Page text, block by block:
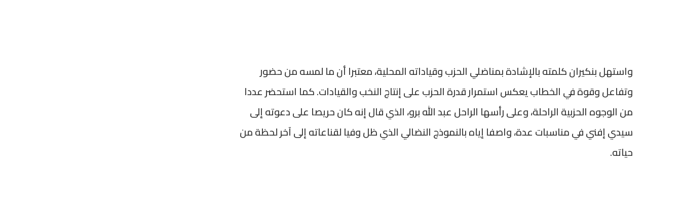
واستهل بنكيران كلمته بالإشادة بمناضلي الحزب وقياداته المحلية، معتبرا أن ما لمسه من حضور
وتفاعل وقوة في الخطاب يعكس استمرار قدرة الحزب على إنتاج النخب والقيادات. كما استحضر عددا
من الوجوه الحزبية الراحلة، وعلى رأسها الراحل عبد الله برو، الذي قال إنه كان حريصا على دعوته إلى
سيدي إفني في مناسبات عدة، واصفا إياه بالنموذج النضالي الذي ظل وفيا لقناعاته إلى آخر لحظة من
حياته.